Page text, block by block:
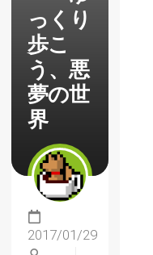
っくり
歩こ
う、悪
夢の世
界
2017/01/29